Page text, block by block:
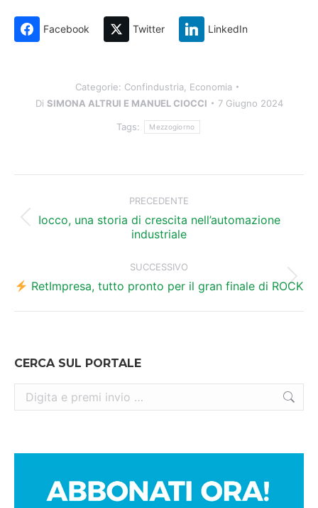
Facebook Twitter LinkedIn
Categorie: Confindustria Economia
Di SIMONA ALTRUI E MANUEL CIOCCI 7 Giugno 2024
Tags: Mezzogiorno
tra
PRECEDENTE
Post
precedente:
Iocco, una storia di crescita nell’automazione
industriale
SUCCESSIVO
Prossimo
post:
RetImpresa, tutto pronto per il gran finale di ROCK
CERCA SUL PORTALE
Cerca: